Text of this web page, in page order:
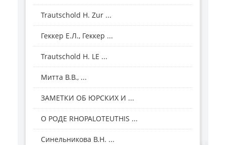
Trautschold H. Zur ...
Геккер Е.Л., Геккер ...
Trautschold H. LE ...
Митта В.В., ...
ЗАМЕТКИ ОБ ЮРСКИХ И ...
О РОДЕ RHOPALOTEUTHIS ...
Синельникова В.Н. ...